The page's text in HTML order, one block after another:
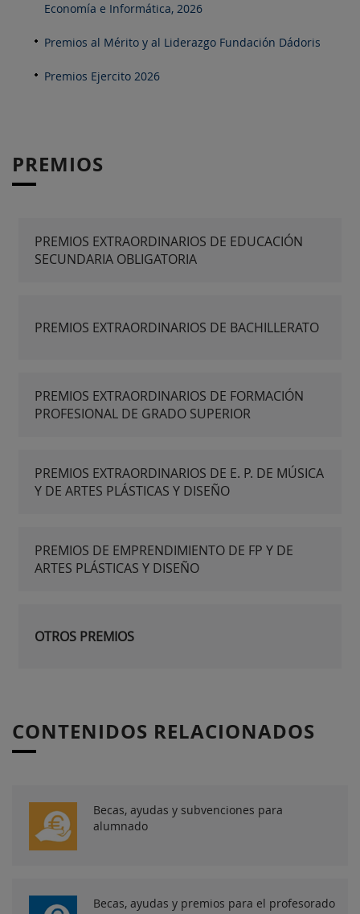
Economía e Informática, 2026
Premios al Mérito y al Liderazgo Fundación Dádoris
Premios Ejercito 2026
PREMIOS
PREMIOS EXTRAORDINARIOS DE EDUCACIÓN
SECUNDARIA OBLIGATORIA
PREMIOS EXTRAORDINARIOS DE BACHILLERATO
PREMIOS EXTRAORDINARIOS DE FORMACIÓN
PROFESIONAL DE GRADO SUPERIOR
PREMIOS EXTRAORDINARIOS DE E. P. DE MÚSICA
Y DE ARTES PLÁSTICAS Y DISEÑO
PREMIOS DE EMPRENDIMIENTO DE FP Y DE
ARTES PLÁSTICAS Y DISEÑO
OTROS PREMIOS
CONTENIDOS RELACIONADOS
Becas, ayudas y subvenciones para
alumnado
Becas, ayudas y premios para el profesorado